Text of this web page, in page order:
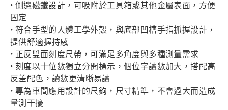
• 側邊磁鐵設計，可吸附於工具箱或其他金屬表面，方便
固定
• 符合手型的人體工學外殼，與底部凹槽手指抓握設計，
提供舒適握持感
• 正反雙面刻度尺帶，可滿足多角度與多種測量需求
• 刻度以十位數獨立分開標示，個位字讀數加大，搭配高
反差配色，讀數更清晰易讀
• 專為車間應用設計的尺鉤，尺寸精準，不會過大而造成
量測干擾